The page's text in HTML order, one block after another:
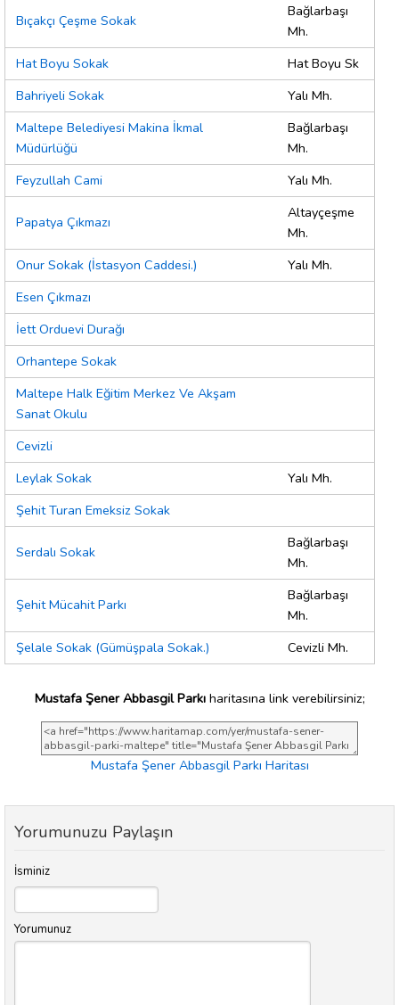
Bıçakçı Çeşme Sokak
Bağlarbaşı
Mh.
Hat Boyu Sokak
Hat Boyu Sk
Bahriyeli Sokak
Yalı Mh.
Maltepe Belediyesi Makina İkmal
Müdürlüğü
Bağlarbaşı
Mh.
Feyzullah Cami
Yalı Mh.
Papatya Çıkmazı
Altayçeşme
Mh.
Onur Sokak (İstasyon Caddesi.)
Yalı Mh.
Esen Çıkmazı
İett Orduevi Durağı
Orhantepe Sokak
Maltepe Halk Eğitim Merkez Ve Akşam
Sanat Okulu
Cevizli
Leylak Sokak
Yalı Mh.
Şehit Turan Emeksiz Sokak
Serdalı Sokak
Bağlarbaşı
Mh.
Şehit Mücahit Parkı
Bağlarbaşı
Mh.
Şelale Sokak (Gümüşpala Sokak.)
Cevizli Mh.
Mustafa Şener Abbasgil Parkıharitasına link verebilirsiniz;
Mustafa Şener Abbasgil Parkı Haritası
Yorumunuzu Paylaşın
İsminiz
Yorumunuz